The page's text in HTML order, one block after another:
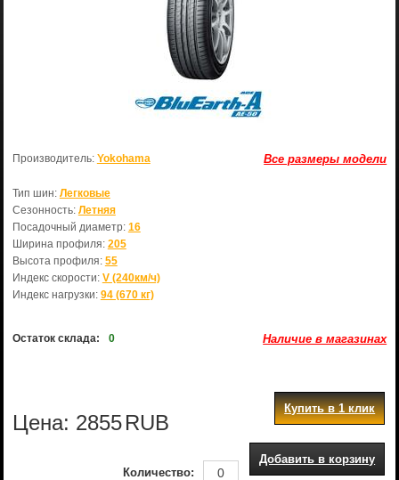
Все размеры модели
Производитель: Yokohama
Тип шин: Легковые
Сезонность: Летняя
Посадочный диаметр: 16
Ширина профиля: 205
Высота профиля: 55
Индекс скорости: V (240км/ч)
Индекс нагрузки: 94 (670 кг)
Остаток склада: 0 Наличие в магазинах
Цена: 2855RUB
Купить в 1 клик
Добавить в корзину
Количество: